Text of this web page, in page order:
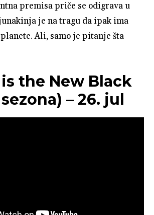
premisa priče se odigrava u
je na tragu da ipak ima
Ali, samo je pitanje šta
the New Black
– 26. jul